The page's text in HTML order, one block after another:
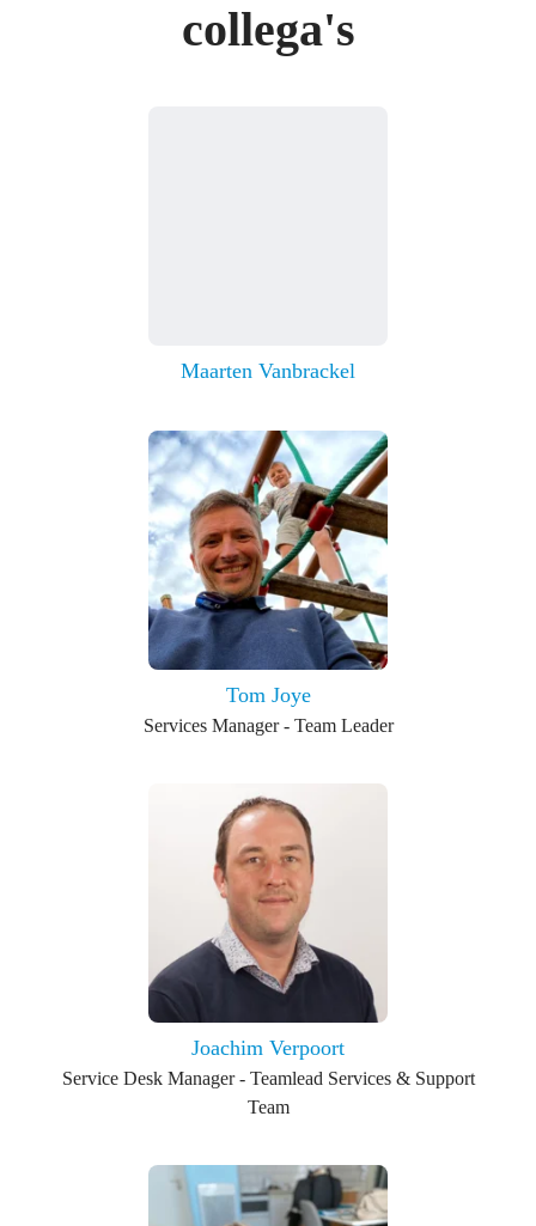
collega's
Maarten Vanbrackel
Tom Joye
Services Manager - Team Leader
Joachim Verpoort
Service Desk Manager - Teamlead Services & Support
Team